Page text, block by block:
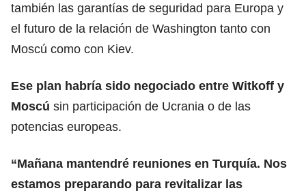
también las garantías de seguridad para Europa y
el futuro de la relación de Washington tanto con
Moscú como con Kiev.
Ese plan habría sido negociado entre Witkoff y
Moscú sin participación de Ucrania o de las
potencias europeas.
“Mañana mantendré reuniones en Turquía. Nos
estamos preparando para revitalizar las